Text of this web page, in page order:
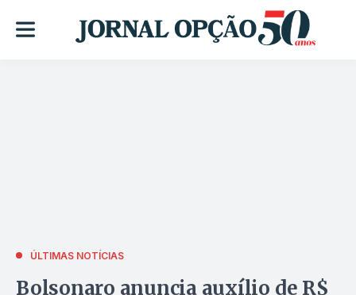
ÚLTIMAS NOTÍCIAS
Bolsonaro anuncia auxílio de R$